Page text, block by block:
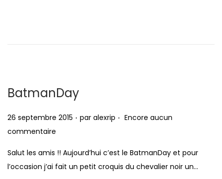
BatmanDay
P
u
l
i
26 septembre 2015 . par alexrip . Encore aucun
commentaire
Salut les amis !! Aujourd’hui c’est le BatmanDay et pour
l’occasion j’ai fait un petit croquis du chevalier noir un…